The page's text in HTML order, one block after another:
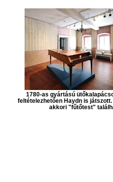
1780-as gyártású
feltételezhetően Haydn is
akkori "fűtőtest"